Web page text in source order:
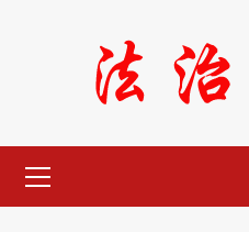
Menu